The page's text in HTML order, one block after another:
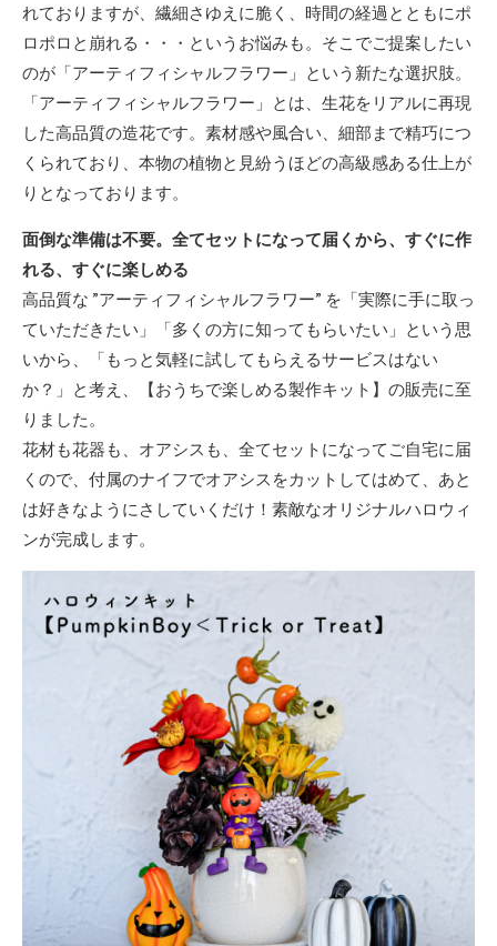
れておりますが、繊細さゆえに脆く、時間の経過とともにポ
ロポロと崩れる・・・というお悩みも。そこでご提案したい
のが「アーティフィシャルフラワー」という新たな選択肢。
「アーティフィシャルフラワー」とは、生花をリアルに再現
した高品質の造花です。素材感や風合い、細部まで精巧につ
くられており、本物の植物と見紛うほどの高級感ある仕上が
りとなっております。
面倒な準備は不要。全てセットになって届くから、すぐに作
れる、すぐに楽しめる
高品質な ”アーティフィシャルフラワー” を「実際に手に取っ
ていただきたい」「多くの方に知ってもらいたい」という思
いから、「もっと気軽に試してもらえるサービスはない
か？」と考え、【おうちで楽しめる製作キット】の販売に至
りました。
花材も花器も、オアシスも、全てセットになってご自宅に届
くので、付属のナイフでオアシスをカットしてはめて、あと
は好きなようにさしていくだけ！素敵なオリジナルハロウィ
ンが完成します。